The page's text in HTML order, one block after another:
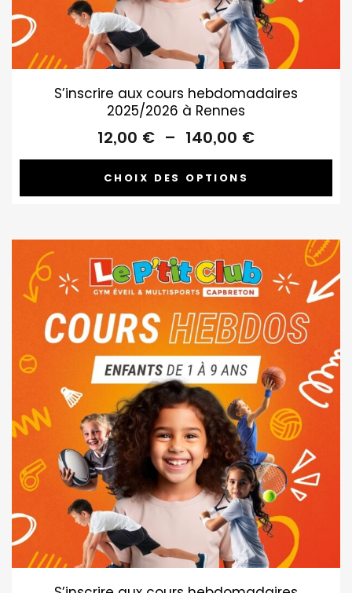
S’inscrire aux cours hebdomadaires
2025/2026 à Rennes
12,00 € – 140,00 €
de
12,00 €
140,00 €
CHOIX DES OPTIONS